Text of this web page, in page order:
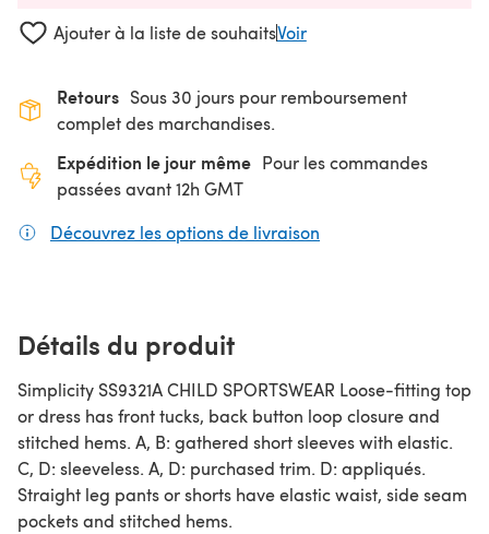
Ajouter à la liste de souhaitsVoir
Retours Sous 30 jours pour remboursement
complet des marchandises.
Expédition le jour même Pour les commandes
passées avant 12h GMT
Découvrez les options de livraison
Détails du produit
Simplicity SS9321A CHILD SPORTSWEAR Loose-fitting top
or dress has front tucks, back button loop closure and
stitched hems. A, B: gathered short sleeves with elastic.
C, D: sleeveless. A, D: purchased trim. D: appliqués.
Straight leg pants or shorts have elastic waist, side seam
pockets and stitched hems.